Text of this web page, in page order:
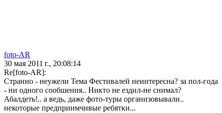
foto-AR
30 мая 2011 г., 20:08:14
Re[foto-AR]:
Странно - неужели Тема Фестивалей неинтересна? за пол-года
- ни одного сообшения.. Никто не ездил-не снимал?
Абалдеть!.. а ведь, даже фото-туры организовывали..
некоторые предприимчивые ребятки...